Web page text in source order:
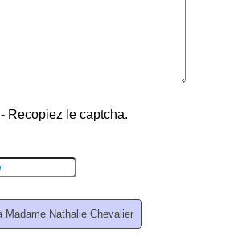
- Recopiez le captcha.